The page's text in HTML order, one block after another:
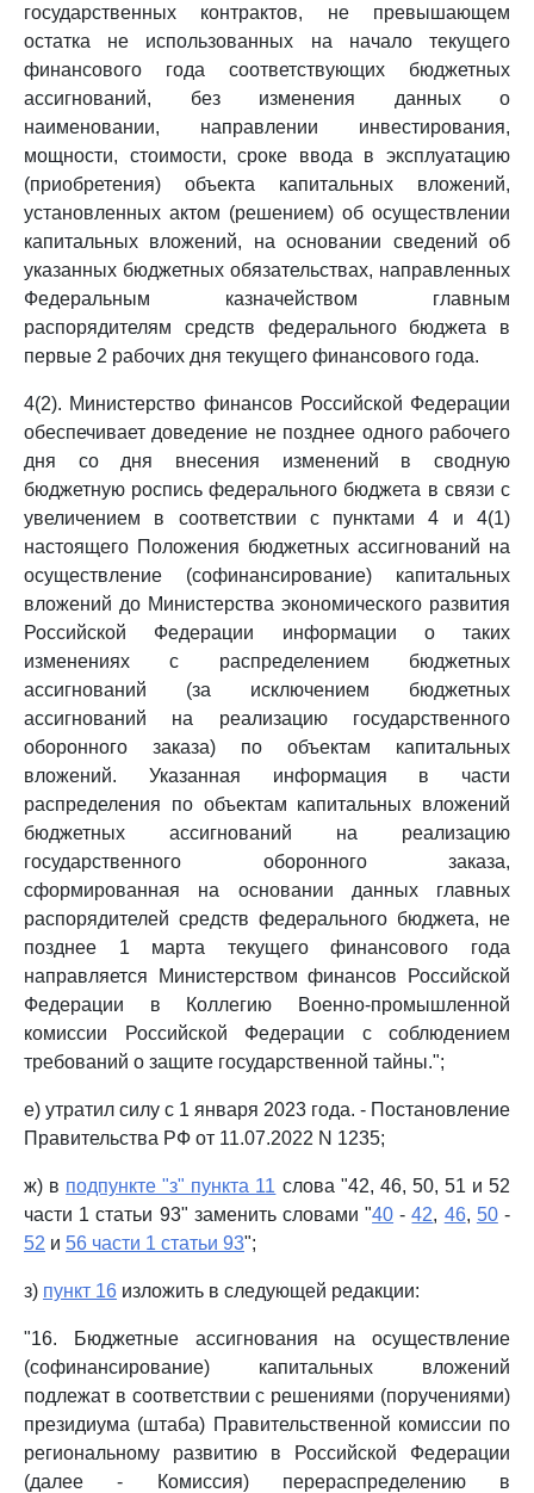
государственных контрактов, не превышающем
остатка не использованных на начало текущего
финансового года соответствующих бюджетных
ассигнований, без изменения данных о
наименовании, направлении инвестирования,
мощности, стоимости, сроке ввода в эксплуатацию
(приобретения) объекта капитальных вложений,
установленных актом (решением) об осуществлении
капитальных вложений, на основании сведений об
указанных бюджетных обязательствах, направленных
Федеральным казначейством главным
распорядителям средств федерального бюджета в
первые 2 рабочих дня текущего финансового года.
4(2). Министерство финансов Российской Федерации
обеспечивает доведение не позднее одного рабочего
дня со дня внесения изменений в сводную
бюджетную роспись федерального бюджета в связи с
увеличением в соответствии с пунктами 4 и 4(1)
настоящего Положения бюджетных ассигнований на
осуществление (софинансирование) капитальных
вложений до Министерства экономического развития
Российской Федерации информации о таких
изменениях с распределением бюджетных
ассигнований (за исключением бюджетных
ассигнований на реализацию государственного
оборонного заказа) по объектам капитальных
вложений. Указанная информация в части
распределения по объектам капитальных вложений
бюджетных ассигнований на реализацию
государственного оборонного заказа,
сформированная на основании данных главных
распорядителей средств федерального бюджета, не
позднее 1 марта текущего финансового года
направляется Министерством финансов Российской
Федерации в Коллегию Военно-промышленной
комиссии Российской Федерации с соблюдением
требований о защите государственной тайны.";
е) утратил силу с 1 января 2023 года. - Постановление
Правительства РФ от 11.07.2022 N 1235;
ж) в подпункте "з" пункта 11 слова "42, 46, 50, 51 и 52
части 1 статьи 93" заменить словами "40 -42, 46, 50-
52 и 56 части 1 статьи 93";
з) пункт 16 изложить в следующей редакции:
"16. Бюджетные ассигнования на осуществление
(софинансирование) капитальных вложений
подлежат в соответствии с решениями (поручениями)
президиума (штаба) Правительственной комиссии по
региональному развитию в Российской Федерации
(далее - Комиссия) перераспределению в